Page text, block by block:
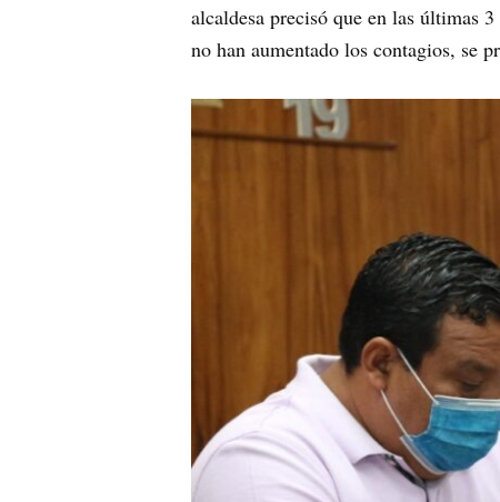
alcaldesa precisó que en las últimas
no han aumentado los contagios, se